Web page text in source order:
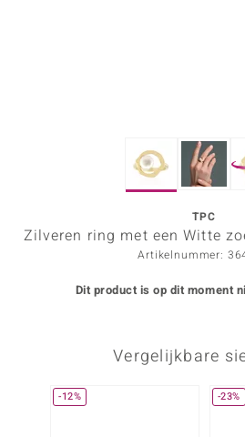
TPC
Zilveren ring met een Witte
Artikelnummer:
Dit product is op dit moment
Vergelijkbare
-12% -23%